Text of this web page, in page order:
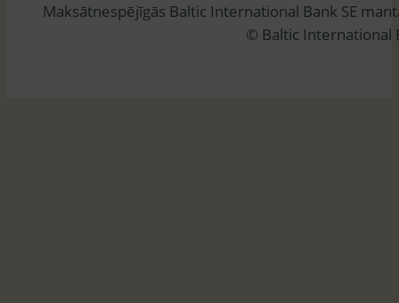
ē
Maksātnespējīgās Baltic International Bank SE
© Baltic International